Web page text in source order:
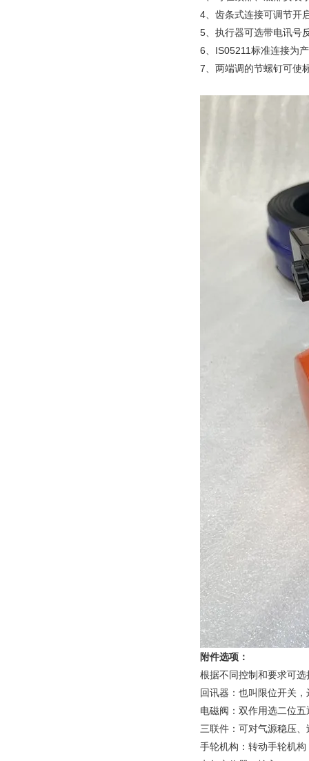
4、齿条式连接可调节开
5、执行器可选带电讯号
6、IS05211标准连接为
7、两端调的节螺钉可使
附件选项：
根据不同控制和要求可
回讯器：也叫限位开关
电磁阀：双作用选二位
三联件：可对气源稳压
手轮机构：转动手轮机